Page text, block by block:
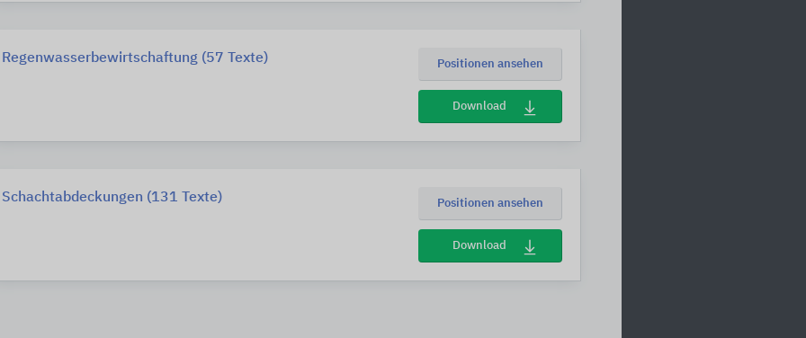
Regenwasserbewirtschaftung (57 Texte) Positionen ansehen
Download
Schachtabdeckungen (131 Texte) Positionen ansehen
Download